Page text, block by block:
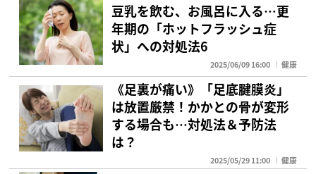
豆乳を飲む、お風呂に入る…更
年期の「ホットフラッシュ症
状」への対処法6
2025/06/09 16:00 健康
《足裏が痛い》「足底腱膜炎」
は放置厳禁！かかとの骨が変形
する場合も…対処法＆予防法
は？
2025/05/29 11:00 健康